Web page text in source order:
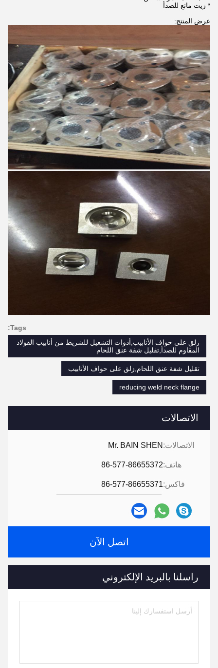
الاتصالات
الاتصالات: Mr. BAIN SHEN
هاتف:86-577-86655372
فاكس:86-577-86655371
اتصل الآن
راسلنا بالبريد الإلكتروني
* زيت مانع للصدأ
عرض المنتج:
Tags:
زلق على حواف الأنابيب,أدوات التشغيل للشريط من أنابيب الفولاذ
المقاوم للصدأ,تقليل شفة عنق اللحام
تقليل شفة عنق اللحام,زلق على حواف الأنابيب
reducing weld neck flange